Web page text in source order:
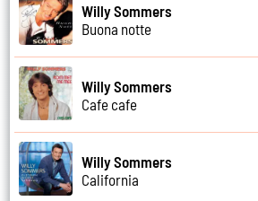
Willy Sommers
Buona notte
Willy Sommers
Cafe cafe
Willy Sommers
California